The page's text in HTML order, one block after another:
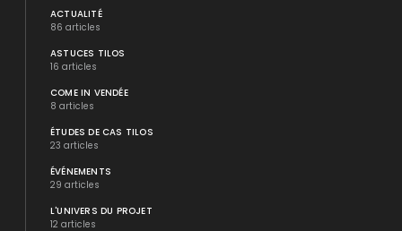
ACTUALITÉ
86 articles
ASTUCES TILOS
16 articles
COME IN VENDÉE
8 articles
ÉTUDES DE CAS TILOS
23 articles
ÉVÉNEMENTS
29 articles
L'UNIVERS DU PROJET
12 articles